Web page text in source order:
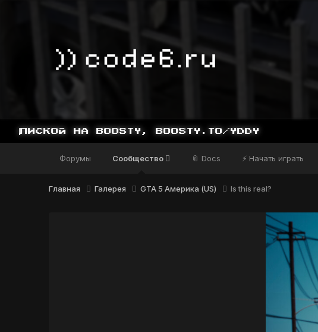
НА BOOSTY, BOOSTY.TO/YDDY
Форумы Сообщество 📎 Docs ⚡ Начать играть
Главная Галерея GTA 5 Америка (US) Is this real?